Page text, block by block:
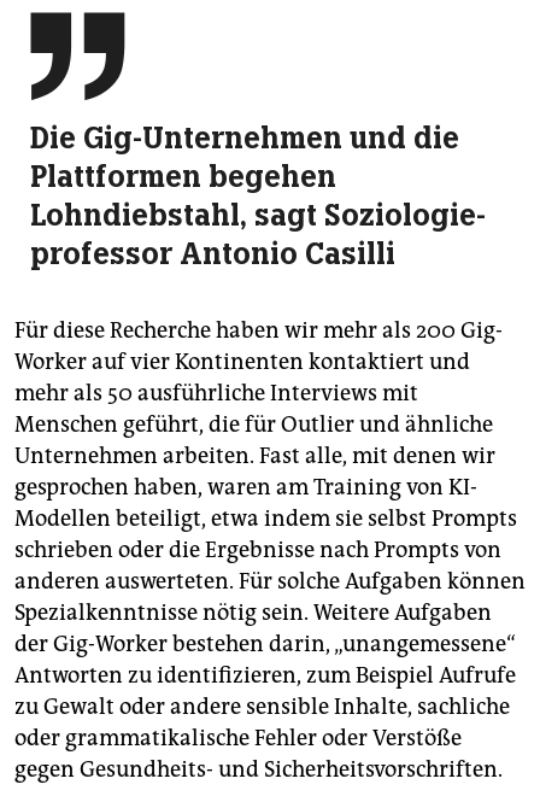

Die Gig-Unternehmen und die
Plattformen begehen
Lohndiebstahl, sagt Soziologie­
professor Antonio Casilli
Für diese Recherche haben wir mehr als 200 Gig-
Worker auf vier Kontinenten kontaktiert und
mehr als 50 ausführliche Interviews mit
Menschen geführt, die für Outlier und ähnliche
Unternehmen arbeiten. Fast alle, mit denen wir
gesprochen haben, waren am Training von KI-
Modellen beteiligt, etwa indem sie selbst Prompts
schrieben oder die Ergebnisse nach Prompts von
anderen auswerteten. Für solche Aufgaben können
Spezialkenntnisse nötig sein. Weitere Aufgaben
der Gig-Worker bestehen darin, „unangemessene“
Antworten zu identifizieren, zum Beispiel Aufrufe
zu Gewalt oder andere sensible Inhalte, sachliche
oder grammatikalische Fehler oder Verstöße
gegen Gesundheits- und Sicherheitsvorschriften.